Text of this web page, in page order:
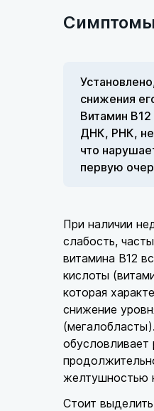
снижения
Витамин В12
ДНК, РНК,
что
первую
При наличии
слабость,
витамина В12
кислоты
которая
снижение
обусловливает
желтушностью
Стоит